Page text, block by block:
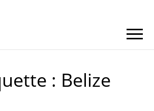
: Belize